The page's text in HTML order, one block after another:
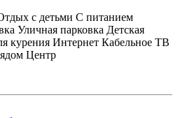
с детьми С питанием
Уличная парковка Детская
курения Интернет Кабельное ТВ
Центр